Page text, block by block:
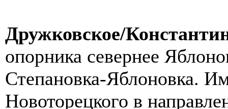
Дружковское/
опорника севернее
Степановка-Яблоновка.
Новоторецкого в